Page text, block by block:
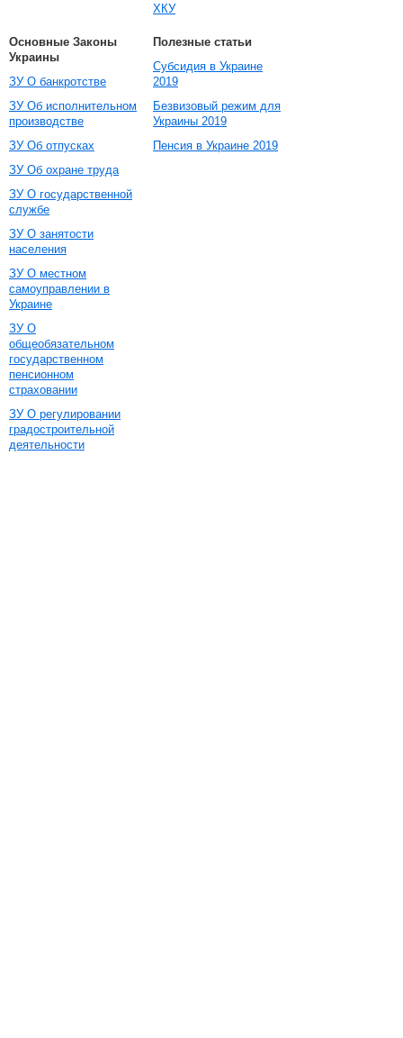
ХКУ
Основные Законы
Украины
ЗУ О банкротстве
ЗУ Об исполнительном
производстве
ЗУ Об отпусках
ЗУ Об охране труда
ЗУ О государственной
службе
ЗУ О занятости
населения
ЗУ О местном
самоуправлении в
Украине
ЗУ О
общеобязательном
государственном
пенсионном
страховании
ЗУ О регулировании
градостроительной
деятельности
Полезные статьи
Субсидия в Украине
2019
Безвизовый режим для
Украины 2019
Пенсия в Украине 2019